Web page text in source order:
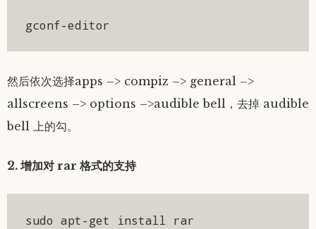
gconf-editor
然后依次选择apps –> compiz –> general –>
allscreens –> options –>audible bell，去掉 audible
bell 上的勾。
2. 增加对 rar 格式的支持
sudo apt-get install rar